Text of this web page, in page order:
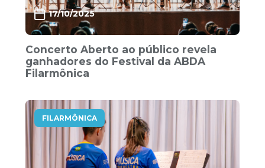
17/10/2025
Concerto Aberto ao público revela
ganhadores do Festival da ABDA
Filarmônica
FILARMÔNICA